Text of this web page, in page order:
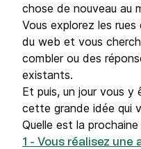
chose de nouveau au
Vous explorez les
du web et vous
combler ou des
existants.
Et puis, un jour vous y
cette grande idée qui
Quelle est la
1 - Vous réalisez